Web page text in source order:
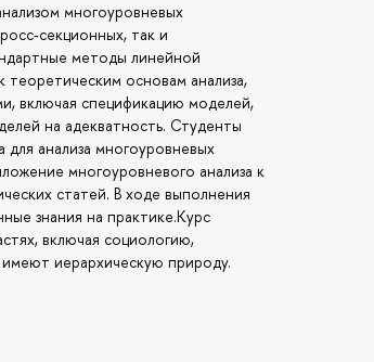
многоуровневых
секционных, так и
методы линейной
основам анализа,
включая спецификацию моделей,
на адекватность. Студенты
для анализа многоуровневых
многоуровневого анализа к
статей. В ходе выполнения
знания на практике.Курс
включая социологию,
иерархическую природу.